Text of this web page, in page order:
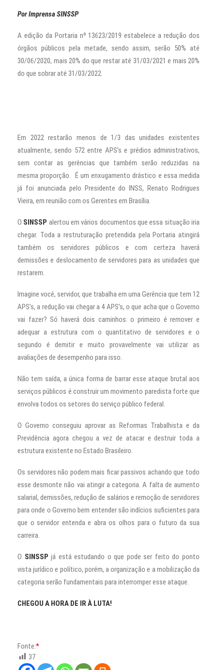
Por Imprensa SINSSP
A edição da Portaria nº 13623/2019 estabelece a redução dos
órgãos públicos pela metade, sendo assim, serão 50% até
30/06/2020, mais 20% do que restar até 31/03/2021 e mais 20%
do que sobrar até 31/03/2022.
Em 2022 restarão menos de 1/3 das unidades existentes
atualmente, sendo 572 entre APS’s e prédios administrativos,
sem contar as gerências que também serão reduzidas na
mesma proporção. É um enxugamento drástico e essa medida
já foi anunciada pelo Presidente do INSS, Renato Rodrigues
Vieira, em reunião com os Gerentes em Brasília.
O SINSSP alertou em vários documentos que essa situação iria
chegar. Toda a restruturação pretendida pela Portaria atingirá
também os servidores públicos e com certeza haverá
demissões e deslocamento de servidores para as unidades que
restarem.
Imagine você, servidor, que trabalha em uma Gerência que tem 12
APS’s, a redução vai chegar a 4 APS’s, o que acha que o Governo
vai fazer? Só haverá dois caminhos: o primeiro é remover e
adequar a estrutura com o quantitativo de servidores e o
segundo é demitir e muito provavelmente vai utilizar as
avaliações de desempenho para isso.
Não tem saída, a única forma de barrar esse ataque brutal aos
serviços públicos é construir um movimento paredista forte que
envolva todos os setores do serviço público federal.
O Governo conseguiu aprovar as Reformas Trabalhista e da
Previdência agora chegou a vez de atacar e destruir toda a
estrutura existente no Estado Brasileiro.
Os servidores não podem mais ficar passivos achando que todo
esse desmonte não vai atingir a categoria. A falta de aumento
salarial, demissões, redução de salários e remoção de servidores
para onde o Governo bem entender são indícios suficientes para
que o servidor entenda e abra os olhos para o futuro da sua
carreira.
O SINSSPjá está estudando o que pode ser feito do ponto
vista jurídico e político, porém, a organização e a mobilização da
categoria serão fundamentais para interromper esse ataque.
CHEGOU A HORA DE IR À LUTA!
Fonte:*
37